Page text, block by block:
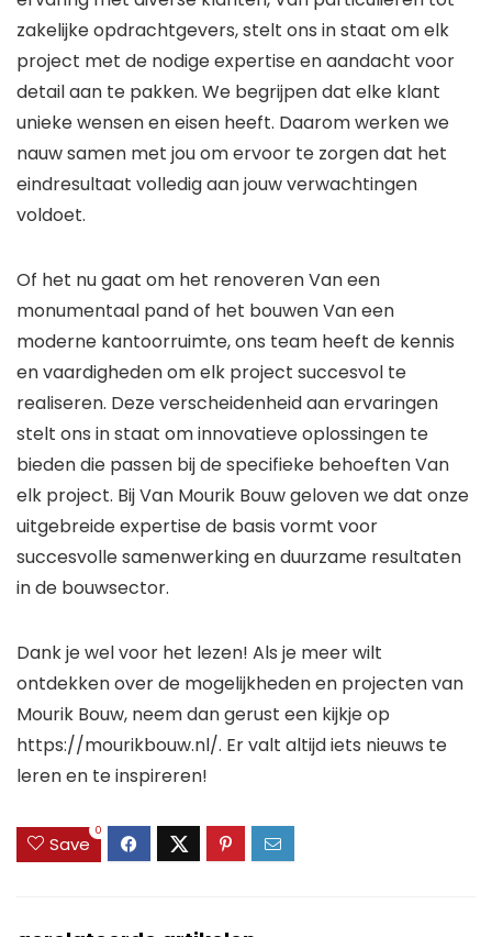
zakelijke opdrachtgevers, stelt ons in staat om elk
project met de nodige expertise en aandacht voor
detail aan te pakken. We begrijpen dat elke klant
unieke wensen en eisen heeft. Daarom werken we
nauw samen met jou om ervoor te zorgen dat het
eindresultaat volledig aan jouw verwachtingen
voldoet.
Of het nu gaat om het renoveren Van een
monumentaal pand of het bouwen Van een
moderne kantoorruimte, ons team heeft de kennis
en vaardigheden om elk project succesvol te
realiseren. Deze verscheidenheid aan ervaringen
stelt ons in staat om innovatieve oplossingen te
bieden die passen bij de specifieke behoeften Van
elk project. Bij Van Mourik Bouw geloven we dat onze
uitgebreide expertise de basis vormt voor
succesvolle samenwerking en duurzame resultaten
in de bouwsector.
Dank je wel voor het lezen! Als je meer wilt
ontdekken over de mogelijkheden en projecten van
Mourik Bouw, neem dan gerust een kijkje op
https://mourikbouw.nl/. Er valt altijd iets nieuws te
leren en te inspireren!
Save
0